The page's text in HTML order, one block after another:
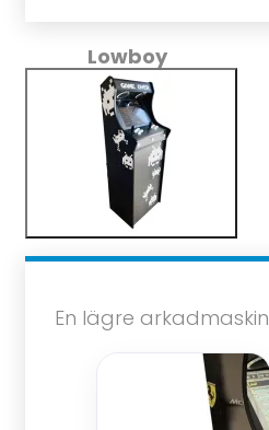
Lowboy
En lägre arkadmaskin